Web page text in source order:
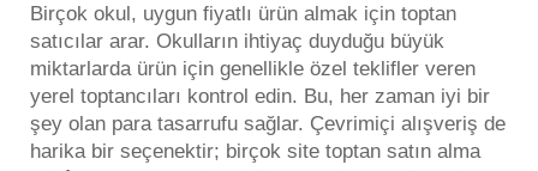
Birçok okul, uygun fiyatlı ürün almak için toptan
satıcılar arar. Okulların ihtiyaç duyduğu büyük
miktarlarda ürün için genellikle özel teklifler veren
yerel toptancıları kontrol edin. Bu, her zaman iyi bir
şey olan para tasarrufu sağlar. Çevrimiçi alışveriş de
harika bir seçenektir; birçok site toptan satın alma